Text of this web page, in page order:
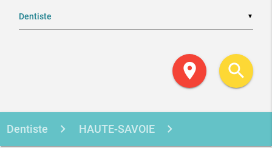
▼
location_on search
Dentiste HAUTE-SAVOIE